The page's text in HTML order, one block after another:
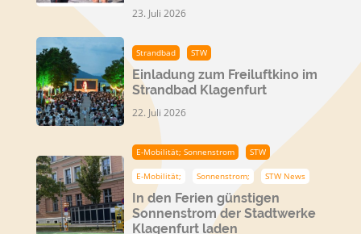
23. Juli 2026
Strandbad STW
Einladung zum Freiluftkino im
Strandbad Klagenfurt
22. Juli 2026
E-Mobilität; Sonnenstrom STW
E-Mobilität; Sonnenstrom; STW News
In den Ferien günstigen
Sonnenstrom der Stadtwerke
Klagenfurt laden